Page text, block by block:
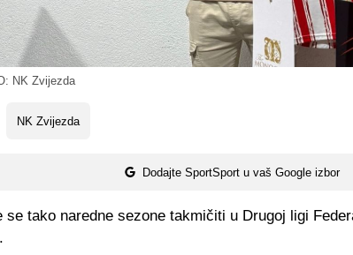
NK Zvijezda
NK Zvijezda
Dodajte SportSport u vaš Google izbor
se tako naredne sezone takmičiti u Drugoj ligi